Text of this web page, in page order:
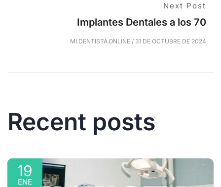
Next Post
Implantes Dentales a los 70
MI.DENTISTA.ONLINE / 31 DE OCTUBRE DE 2024
Recent posts
19
ENE